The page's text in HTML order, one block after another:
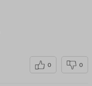
0 0